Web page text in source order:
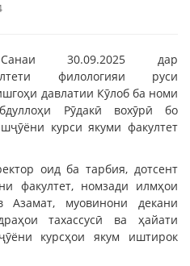
Санаи 30.09.2025 дар
филологияи руси
давлатии Кӯлоб ба номи
Рӯдакӣ вохӯрӣ бо
курси якуми факултет
оид ба тарбия, дотсент
факултет, номзади илмҳои
Азамат, муовинони декани
тахассусӣ ва ҳайати
курсҳои якум иштирок